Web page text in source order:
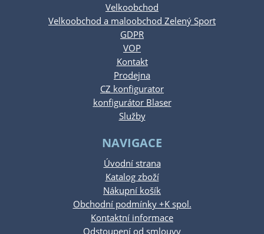
Velkoobchod
Velkoobchod a maloobchod Zelený Sport
GDPR
VOP
Kontakt
Prodejna
CZ konfigurator
konfigurátor Blaser
Služby
NAVIGACE
Úvodní strana
Katalog zboží
Nákupní košík
Obchodní podmínky +K spol.
Kontaktní informace
Odstoupení od smlouvy